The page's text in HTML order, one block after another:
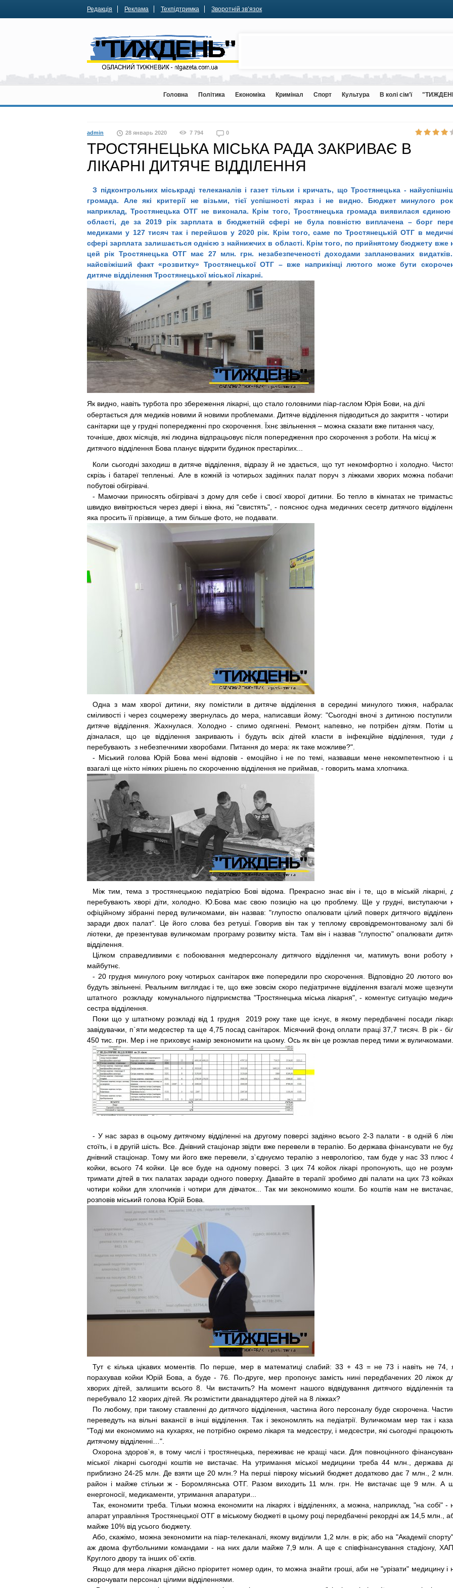
Редакція Реклама Техпідтримка Зворотній зв’язок
Головна Політика Економіка Кримінал Спорт Культура В колі сім’ї
admin 28 январь 2020 7 794 0
ТРОСТЯНЕЦЬКА МІСЬКА РАДА ЗАКРИВАЄ В
ЛІКАРНІ ДИТЯЧЕ ВІДДІЛЕННЯ
З підконтрольних міськраді телеканалів і газет тільки і кричать, що Тростянецька -
громада. Але які критерії не візьми, тієї успішності якраз і не видно. Бюджет минулого
наприклад, Тростянецька ОТГ не виконала. Крім того, Тростянецька громада виявилася єдиною
області, де за 2019 рік зарплата в бюджетній сфері не була повністю виплачена – борг
медиками у 127 тисяч так і перейшов у 2020 рік. Крім того, саме по Тростянецькій ОТГ в
сфері зарплата залишається однією з найнижчих в області. Крім того, по прийнятому бюджету вже
цей рік Тростянецька ОТГ має 27 млн. грн. незабезпеченості доходами запланованих видатків.
найсвіжіший факт «розвитку» Тростянецької ОТГ – вже наприкінці лютого може бути
дитяче відділення Тростянецької міської лікарні.
Як видно, навіть турбота про збереження лікарні, що стало головними піар-гаслом Юрія Бови, на ділі
обертається для медиків новими й новими проблемами. Дитяче відділення підводиться до закриття - чотири
санітарки ще у грудні попередженні про скорочення. Їхнє звільнення – можна сказати вже питання часу,
точніше, двох місяців, які людина відпрацьовує після попередження про скорочення з роботи. На місці ж
дитячого відді­лення Бова планує відкрити будинок престарілих...
Коли сьогодні заходиш в дитяче відділення, відразу й не здається, що тут некомфортно і холодно.
скрізь і батареї тепленькі. Але в кожній із чотирьох задіяних палат поруч з ліжками хворих можна
побутові обі­грівачі.
- Мамочки приносять обігрівачі з дому для себе і своєї хворої дитини. Бо тепло в кімнатах не
швидко вивітрюється через две­рі і вікна, які "свистять", - пояснює одна медичних сесетр дитячого
яка просить її прізвище, а тим більше фото, не подавати.
Одна з мам хворої дитини, яку помістили в дитяче відділення в середині минулого тижня,
сміливості і через соцмережу звернулась до мера, написавши йому: "Сього­дні вночі з дитиною
дитяче відділення. Жахнулася. Холодно - спимо одягнені. Ремонт, напевно, не потрібен дітям. Потім
дізналася, що це відділення закривають і будуть всіх дітей класти в інфекційне відділення, туди
перебувають з небезпечними хворобами. Питання до мера: як таке можливе?".
- Міський голова Юрій Бова мені відповів - емоційно і не по темі, назвавши мене некомпетентною і
взагалі ще ніхто ніяких рішень по скороченню відділення не приймав, - говорить мама хлопчика.
Між тим, тема з тростянецькою педіатрією Бові відома. Прекрасно знає він і те, що в міській ліка­рні,
перебувають хворі діти, холодно. Ю.Бова має свою позицію на цю проблему. Ще у грудні, виступаючи
офіційному зібранні перед вуличкомами, він назвав: "глупостю опалювати цілий поверх дитячого
заради двох палат". Це його слова без ретуші. Говорив він так у теплому єврові­дремон­то­ваному залі
ліотеки, де презентував вуличкомам програму розвитку міста. Там він і назвав "глупостю" опалювати
відділення.
Цілком справедливими є побоювання медперсоналу дитячого відділення чи, матимуть вони роботу
майбутнє.
- 20 грудня минулого року чотирьох санітарок вже попередили про скорочення. Відповідно 20 лютого
будуть зві­льнені. Реальним виглядає і те, що вже зовсім скоро педіатричне відді­лен­ня взагалі може
штатного розкладу комунального підприємст­ва "Тростянецька міська лікарня", - коментує ситуацію
сестра відділення.
Поки що у штатному розкладі від 1 грудня 2019 року таке ще існує, в якому передбачені посади
завідувачки, п`яти медсестер та ще 4,75 посад санітарок. Місячний фонд оплати праці 37,7 тисяч. В рік -
450 тис. грн. Мер і не приховує на­мір зекономити на цьому. Ось як він це розклав перед тими ж вуличкомами.
- У нас зараз в оцьому ди­тячому відділенні на другому поверсі задіяно всього 2-3 палати - в одній 6
стоїть, і в другій шість. Все. Днівний стаціонар звідти вже перевели в терапію. Бо держава фі­нансувати не
днівний стаціонар. Тому ми його вже перевели, з`єднуємо терапію з неврологією, там буде у нас 33 плюс
койки, всього 74 койки. Це все буде на одному поверсі. З цих 74 койок лікарі пропонують, що не
тримати дітей в тих палатах заради одного поверху. Давайте в терапії зробимо дві палати на цих 73
чотири койки для хлопчиків і чотири для дівчаток... Так ми зекономимо кошти. Бо коштів нам не
розповів міський голова Юрій Бова.
Тут є кілька цікавих моментів. По перше, мер в ма­тематиці слабий: 33 + 43 = не 73 і навіть не 74,
порахував койки Юрій Бова, а буде - 76. По-друге, мер про­понує за­мість нині передбачених 20 ліжок
хворих дітей, залишити всього 8. Чи вистачить? На момент нашого відвідування дитячого відділеннія
перебувало 12 хворих дітей. Як розмістити дванадцятеро дітей на 8 ліжках?
По любому, при такому ставленні до дитячого відділення, частина його персоналу буде скорочена.
переведуть на вільні вакансії в інші відділення. Так і зекономлять на педіатрії. Вуличкомам мер так і
"Тоді ми економимо на кухарях, не потрібно окремо лікаря та медсестру, і медсестри, які сьогодні
дитячому відділенні…".
Охорона здоров`я, в то­му числі і тростянецька, переживає не кращі часи. Для повноцінного
міської лікарні сьогодні коштів не вистачає. На утримання міської медицини треба 44 млн., держава
приблизно 24-25 млн. Де взяти ще 20 млн.? На перші півроку міський бюджет додатково дає 7 млн., 2
район і майже стільки ж - Боромлянська ОТГ. Разом виходить 11 млн. грн. Не вистачає ще 9 млн. А
енергоносії, медикаменти, утримання апаратури...
Так, економити треба. Ті­ль­ки можна економити на лікарях і відділеннях, а мо­жна, наприклад, "на собі" -
апарат управління Тростянецької ОТГ в місь­кому бюджеті в цьому році передбачені рекор­дні аж 14,5 млн.,
майже 10% від усього бюджету.
Або, скажімо, можна зекономити на піар-телеканалі, якому виділили 1,2 млн. в рік; або на "Академії
аж двома футбольними командами - на них дали майже 7,9 млн. А ще є співфінансування стадіону,
Круглого двору та інших об`єктів.
Якщо для мера лікарня дійсно пріоритет номер один, то мо­жна знайти гроші, аби не "урізати" медицину і
ско­­рочувати персонал ці­лими від­ді­леннями.